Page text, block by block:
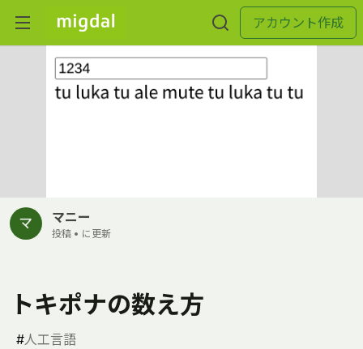
アカウント作成
マニー
投稿 • に更新
トキポナの数え方
#人工言語